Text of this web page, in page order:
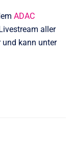
ADAC
aller
und kann unter